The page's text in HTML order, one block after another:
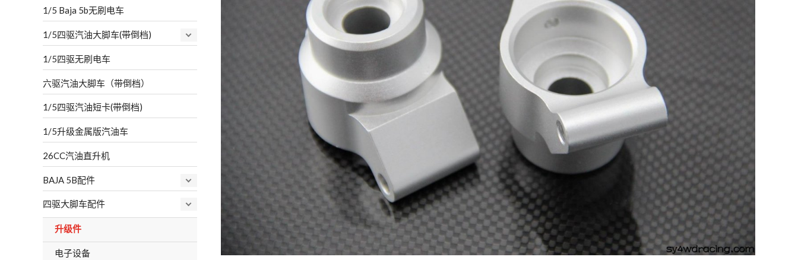
1/5 Baja 5b无刷电车
1/5四驱汽油大脚车(带倒档)
1/5四驱无刷电车
六驱汽油大脚车（带倒档）
1/5四驱汽油短卡(带倒档)
1/5升级金属版汽油车
26CC汽油直升机
BAJA 5B配件
四驱大脚车配件
升级件
电子设备